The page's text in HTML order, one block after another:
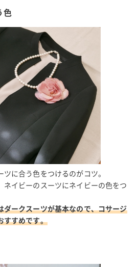
色
に合う色をつけるのがコツ。
ネイビーのスーツにネイビーの色をつ
ダークスーツが基本なので、コサージ
すすめです。